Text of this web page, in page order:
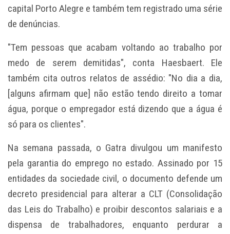
capital Porto Alegre e também tem registrado uma série
de denúncias.
"Tem pessoas que acabam voltando ao trabalho por
medo de serem demitidas", conta Haesbaert. Ele
também cita outros relatos de assédio: "No dia a dia,
[alguns afirmam que] não estão tendo direito a tomar
água, porque o empregador está dizendo que a água é
só para os clientes".
Na semana passada, o Gatra divulgou um manifesto
pela garantia do emprego no estado. Assinado por 15
entidades da sociedade civil, o documento defende um
decreto presidencial para alterar a CLT (Consolidação
das Leis do Trabalho) e proibir descontos salariais e a
dispensa de trabalhadores, enquanto perdurar a